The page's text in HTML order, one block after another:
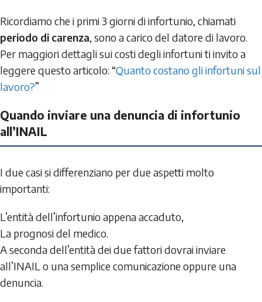
Ricordiamo che i primi 3 giorni di infortunio, chiamati
periodo di carenza, sono a carico del datore di lavoro.
Per maggiori dettagli sui costi degli infortuni ti invito a
leggere questo articolo: “Quanto costano gli infortuni sul
lavoro?”
Quando inviare una denuncia di infortunio
all’INAIL
I due casi si differenziano per due aspetti molto
importanti:
L’entità dell’infortunio appena accaduto,
La prognosi del medico.
A seconda dell’entità dei due fattori dovrai inviare
all’INAIL o una semplice comunicazione oppure una
denuncia.